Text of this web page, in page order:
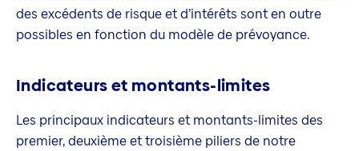
des excédents de risque et d’intérêts sont en outre
possibles en fonction du modèle de prévoyance.
Indicateurs et montants-limites
Les principaux indicateurs et montants-limites des
premier, deuxième et troisième piliers de notre